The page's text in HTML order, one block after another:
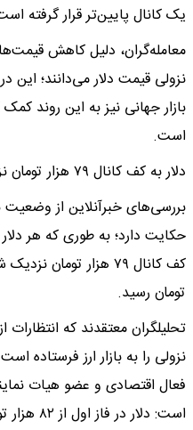
یک کانال پایین‌تر قرار گرفته
معامله‌گران، دلیل کاهش
نزولی قیمت دلار می‌دانند؛
بازار جهانی نیز به این روند
است.
دلار به کف کانال ۷۹ هزار تومان نزدیک شد
بررسی‌های خبرآنلاین از وضعیت
تومان رسید.
تحلیلگران معتقدند که
نزولی را به بازار ارز
فعال اقتصادی و عضو هیات